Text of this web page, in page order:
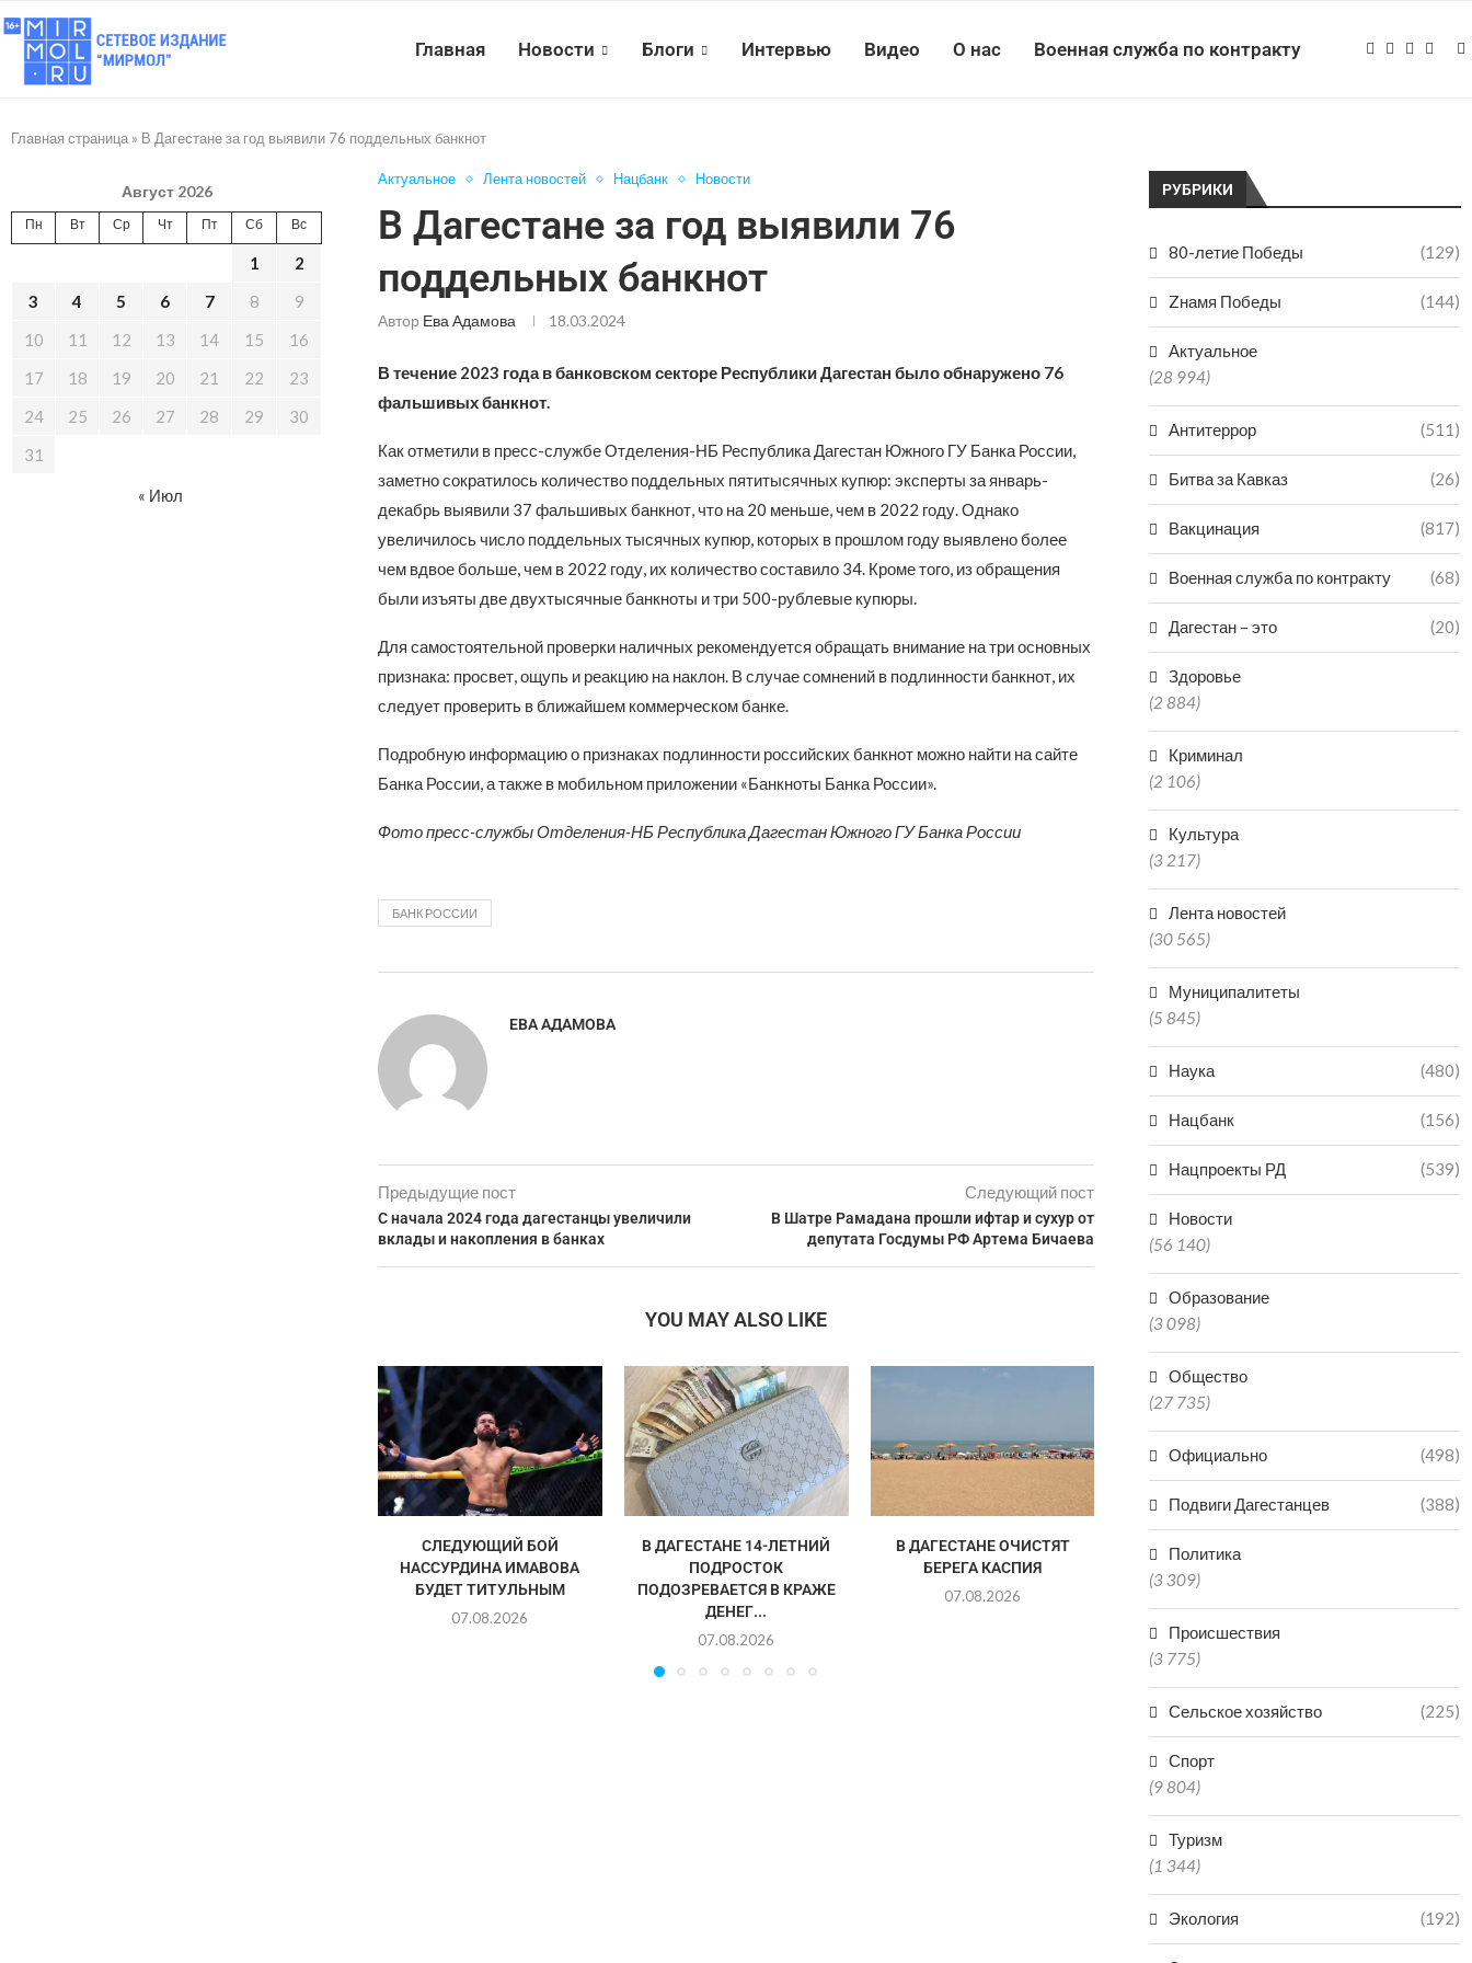
Главная Новости Блоги Интервью Видео О нас Военная служба по контракту
Главная страница » В Дагестане за год выявили 76 поддельных банкнот
Актуальное Лента новостей Нацбанк Новости
В Дагестане за год выявили 76
поддельных банкнот
Автор Ева Адамова 18.03.2024
В течение 2023 года в банковском секторе Республики Дагестан было обнаружено 76
фальшивых банкнот.
Как отметили в пресс-службе Отделения-НБ Республика Дагестан Южного ГУ Банка России,
заметно сократилось количество поддельных пятитысячных купюр: эксперты за январь-
декабрь выявили 37 фальшивых банкнот, что на 20 меньше, чем в 2022 году. Однако
увеличилось число поддельных тысячных купюр, которых в прошлом году выявлено более
чем вдвое больше, чем в 2022 году, их количество составило 34. Кроме того, из обращения
были изъяты две двухтысячные банкноты и три 500-рублевые купюры.
Для самостоятельной проверки наличных рекомендуется обращать внимание на три основных
признака: просвет, ощупь и реакцию на наклон. В случае сомнений в подлинности банкнот, их
следует проверить в ближайшем коммерческом банке.
Подробную информацию о признаках подлинности российских банкнот можно найти на сайте
Банка России, а также в мобильном приложении «Банкноты Банка России».
Фото пресс-службы Отделения-НБ Республика Дагестан Южного ГУ Банка России
БАНК РОССИИ
ЕВА АДАМОВА
Предыдущие пост
С начала 2024 года дагестанцы увеличили
вклады и накопления в банках
Следующий пост
В Шатре Рамадана прошли ифтар и сухур от
депутата Госдумы РФ Артема Бичаева
YOU MAY ALSO LIKE
СЛЕДУЮЩИЙ БОЙ
НАССУРДИНА ИМАВОВА
БУДЕТ ТИТУЛЬНЫМ
07.08.2026
В ДАГЕСТАНЕ 14-ЛЕТНИЙ
ПОДРОСТОК
ПОДОЗРЕВАЕТСЯ В КРАЖЕ
ДЕНЕГ...
07.08.2026
В ДАГЕСТАНЕ ОЧИСТЯТ
БЕРЕГА КАСПИЯ
07.08.2026
МАХАЧКАЛИНСКИЙ
МОРСКОЙ ПОРТ УВЕЛИЧИЛ
РУБРИКИ
80-летие Победы (129)
Zнамя Победы (144)
Актуальное
(28 994)
Антитеррор (511)
Битва за Кавказ (26)
Вакцинация (817)
Военная служба по контракту (68)
Дагестан – это (20)
Здоровье
(2 884)
Криминал
(2 106)
Культура
(3 217)
Лента новостей
(30 565)
Муниципалитеты
(5 845)
Наука (480)
Нацбанк (156)
Нацпроекты РД (539)
Новости
(56 140)
Образование
(3 098)
Общество
(27 735)
Официально (498)
Подвиги Дагестанцев (388)
Политика
(3 309)
Происшествия
(3 775)
Сельское хозяйство (225)
Спорт
(9 804)
Туризм
(1 344)
Экология (192)
Август 2026
Пн Вт Ср Чт Пт Сб Вс
1
2
3
4 5 6 7 8
9
10
11 12 13 14 15
16
17
18 19 20 21 22
23
24
25 26 27 28 29
30
31
« Июл